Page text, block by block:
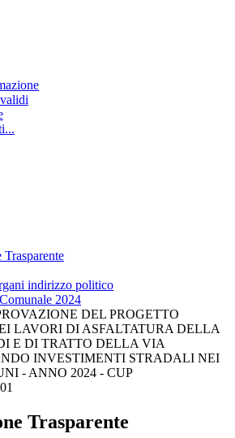
indirizzo politico
2024
DEL PROGETTO
LAVORI DI ASFALTATURA DELLA
E DI TRATTO DELLA VIA
INVESTIMENTI STRADALI NEI
- ANNO 2024 - CUP
Trasparente